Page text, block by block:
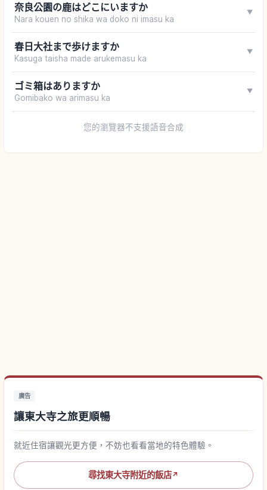
奈良公園の鹿はどこにいますか
Nara kouen no shika wa doko ni imasu ka
▼
春日大社まで歩けますか
Kasuga taisha made arukemasu ka
▼
ゴミ箱はありますか
Gomibako wa arimasu ka
▼
您的瀏覽器不支援語音合成
廣告
讓東大寺之旅更順暢
就近住宿讓觀光更方便，不妨也看看當地的特色體驗。
尋找東大寺附近的飯店↗